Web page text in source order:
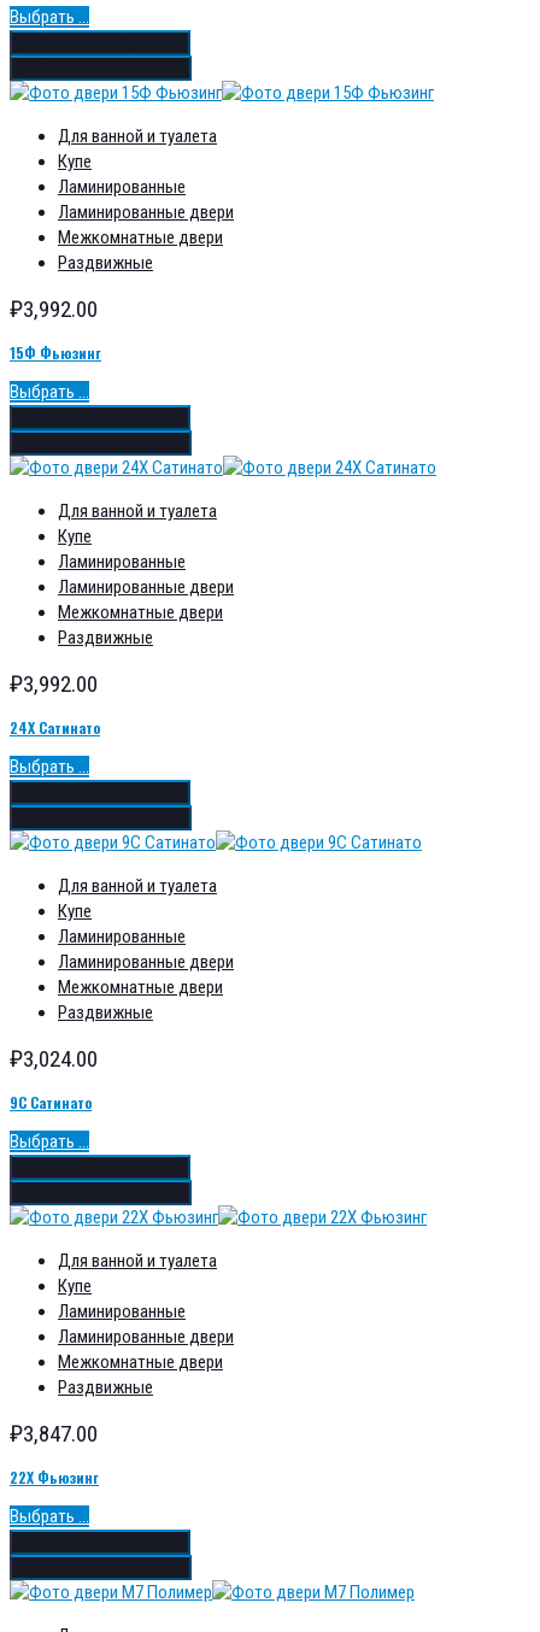
Выбрать ...
Для ванной и туалета
Купе
Ламинированные
Ламинированные двери
Межкомнатные двери
Раздвижные
₽3,992.00
15Ф Фьюзинг
Выбрать ...
Для ванной и туалета
Купе
Ламинированные
Ламинированные двери
Межкомнатные двери
Раздвижные
₽3,992.00
24Х Сатинато
Выбрать ...
Для ванной и туалета
Купе
Ламинированные
Ламинированные двери
Межкомнатные двери
Раздвижные
₽3,024.00
9С Сатинато
Выбрать ...
Для ванной и туалета
Купе
Ламинированные
Ламинированные двери
Межкомнатные двери
Раздвижные
₽3,847.00
22Х Фьюзинг
Выбрать ...